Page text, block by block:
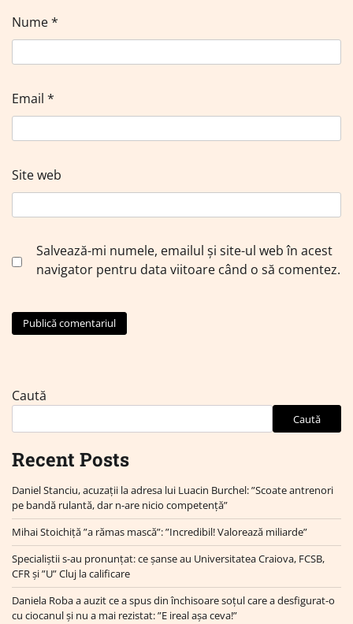
Nume*
Email *
Site web
Salvează-mi numele, emailul și site-ul web în acest
navigator pentru data viitoare când o să comentez.
Caută
Caută
Recent Posts
Daniel Stanciu, acuzații la adresa lui Luacin Burchel: ”Scoate antrenori
pe bandă rulantă, dar n-are nicio competență”
Mihai Stoichiță ”a rămas mască”: ”Incredibil! Valorează miliarde”
Specialiștii s-au pronunțat: ce șanse au Universitatea Craiova, FCSB,
CFR și ”U” Cluj la calificare
Daniela Roba a auzit ce a spus din închisoare soțul care a desfigurat-o
cu ciocanul și nu a mai rezistat: ”E ireal așa ceva!”